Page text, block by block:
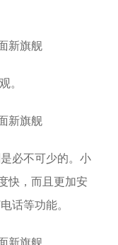
。
必不可少的。小
快，而且更加安
话等功能。